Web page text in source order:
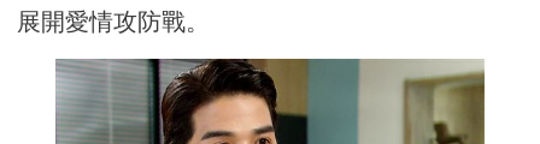
展開愛情攻防戰。